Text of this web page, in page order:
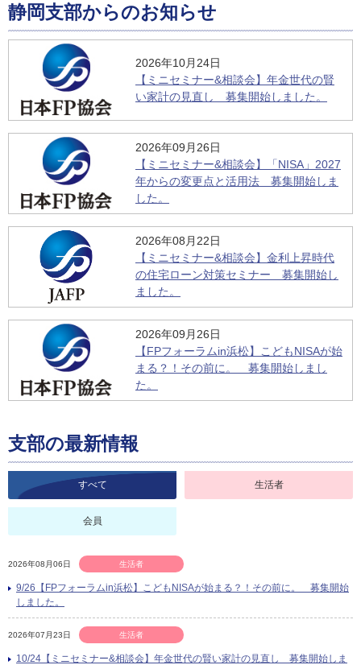
静岡支部からのお知らせ
2026年10月24日
【ミニセミナー&相談会】年金世代の賢
い家計の見直し 募集開始しました。
2026年09月26日
【ミニセミナー&相談会】「NISA」2027
年からの変更点と活用法 募集開始しま
した。
2026年08月22日
【ミニセミナー&相談会】金利上昇時代
の住宅ローン対策セミナー 募集開始し
ました。
2026年09月26日
【FPフォーラムin浜松】こどもNISAが始
まる？！その前に。 募集開始しまし
た。
支部の最新情報
すべて 生活者
会員
2026年08月06日 生活者
9/26【FPフォーラムin浜松】こどもNISAが始まる？！その前に。 募集開始
しました。
2026年07月23日 生活者
10/24【ミニセミナー&相談会】年金世代の賢い家計の見直し 募集開始しま